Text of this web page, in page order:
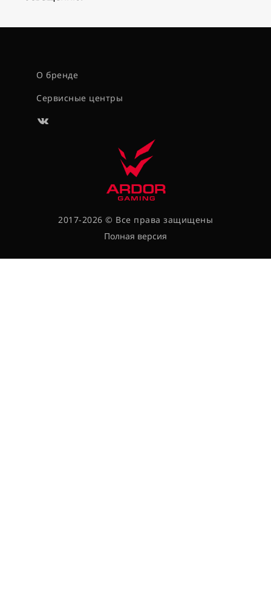
О бренде
Сервисные центры
2017-2026 © Все права защищены
Полная версия